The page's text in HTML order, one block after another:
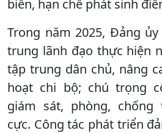
biến, hạn chế phát sinh
Trong năm 2025, Đảng
trung lãnh đạo thực hiện
tập trung dân chủ, nâng
hoạt chi bộ; chú trọng
giám sát, phòng, chống
cực. Công tác phát triển